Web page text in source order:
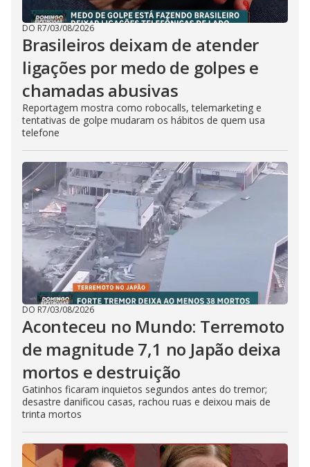
DO R7/03/08/2026
Brasileiros deixam de atender
ligações por medo de golpes e
chamadas abusivas
Reportagem mostra como robocalls, telemarketing e
tentativas de golpe mudaram os hábitos de quem usa
telefone
DO R7/03/08/2026
Aconteceu no Mundo: Terremoto
de magnitude 7,1 no Japão deixa
mortos e destruição
Gatinhos ficaram inquietos segundos antes do tremor;
desastre danificou casas, rachou ruas e deixou mais de
trinta mortos